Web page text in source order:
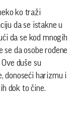
ko traži
da se istakne u
da se kod mnogih
da osobe rođene
duše su
donoseći harizmu i
dok to čine.